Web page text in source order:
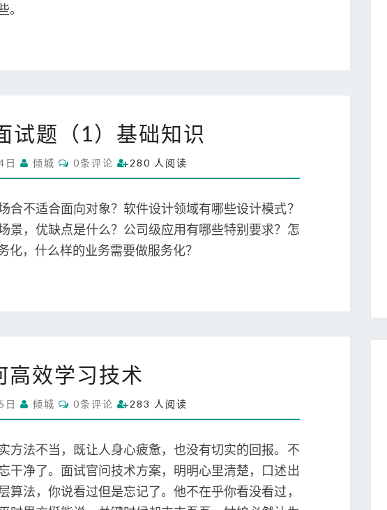
数
设
计
统
构
试
题
（
1
础
试题（1）基础知识
日 倾城
C
O
M
E
N
T
S
0条评论 280 人阅读
合不适合面向对象？软件设计领域有哪些设计模式？
景，优缺点是什么？公司级应用有哪些特别要求？怎
，什么样的业务需要做服务化？
何
效
习
技
术
高效学习技术
日 倾城
C
O
M
E
N
T
S
0条评论 283 人阅读
方法不当，既让人身心疲惫，也没有切实的回报。不
干净了。面试官问技术方案，明明心里清楚，口述出
法，你说看过但是忘记了。他不在乎你看没看过，